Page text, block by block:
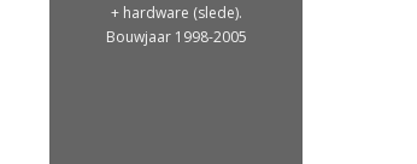
+ hardware (slede).
Bouwjaar 1998-2005